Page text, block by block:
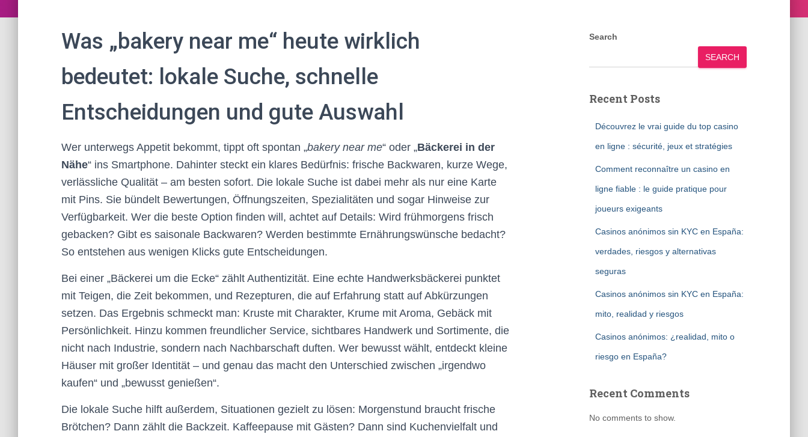
Was „bakery near me“ heute wirklich
bedeutet: lokale Suche, schnelle
Entscheidungen und gute Auswahl
Wer unterwegs Appetit bekommt, tippt oft spontan „bakery near me“ oder „Bäckerei in der
Nähe“ ins Smartphone. Dahinter steckt ein klares Bedürfnis: frische Backwaren, kurze Wege,
verlässliche Qualität – am besten sofort. Die lokale Suche ist dabei mehr als nur eine Karte
mit Pins. Sie bündelt Bewertungen, Öffnungszeiten, Spezialitäten und sogar Hinweise zur
Verfügbarkeit. Wer die beste Option finden will, achtet auf Details: Wird frühmorgens frisch
gebacken? Gibt es saisonale Backwaren? Werden bestimmte Ernährungswünsche bedacht?
So entstehen aus wenigen Klicks gute Entscheidungen.
Bei einer „Bäckerei um die Ecke“ zählt Authentizität. Eine echte Handwerksbäckerei punktet
mit Teigen, die Zeit bekommen, und Rezepturen, die auf Erfahrung statt auf Abkürzungen
setzen. Das Ergebnis schmeckt man: Kruste mit Charakter, Krume mit Aroma, Gebäck mit
Persönlichkeit. Hinzu kommen freundlicher Service, sichtbares Handwerk und Sortimente, die
nicht nach Industrie, sondern nach Nachbarschaft duften. Wer bewusst wählt, entdeckt kleine
Häuser mit großer Identität – und genau das macht den Unterschied zwischen „irgendwo
kaufen“ und „bewusst genießen“.
Die lokale Suche hilft außerdem, Situationen gezielt zu lösen: Morgenstund braucht frische
Brötchen? Dann zählt die Backzeit. Kaffeepause mit Gästen? Dann sind Kuchenvielfalt und
Search
SEARCH
Recent Posts
Découvrez le vrai guide du top casino
en ligne : sécurité, jeux et stratégies
Comment reconnaître un casino en
ligne fiable : le guide pratique pour
joueurs exigeants
Casinos anónimos sin KYC en España:
verdades, riesgos y alternativas
seguras
Casinos anónimos sin KYC en España:
mito, realidad y riesgos
Casinos anónimos: ¿realidad, mito o
riesgo en España?
Recent Comments
No comments to show.